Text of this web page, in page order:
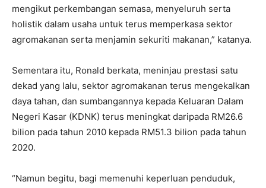
mengikut perkembangan semasa, menyeluruh serta
holistik dalam usaha untuk terus memperkasa sektor
agromakanan serta menjamin sekuriti makanan,” katanya.
Sementara itu, Ronald berkata, meninjau prestasi satu
dekad yang lalu, sektor agromakanan terus mengekalkan
daya tahan, dan sumbangannya kepada Keluaran Dalam
Negeri Kasar (KDNK) terus meningkat daripada RM26.6
bilion pada tahun 2010 kepada RM51.3 bilion pada tahun
2020.
“Namun begitu, bagi memenuhi keperluan penduduk,